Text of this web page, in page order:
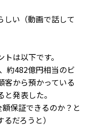
しい（動画で話して
は以下です。
約482億円相当のビ
客から預かっている
発表した。
保証できるのか？と
だろうと）